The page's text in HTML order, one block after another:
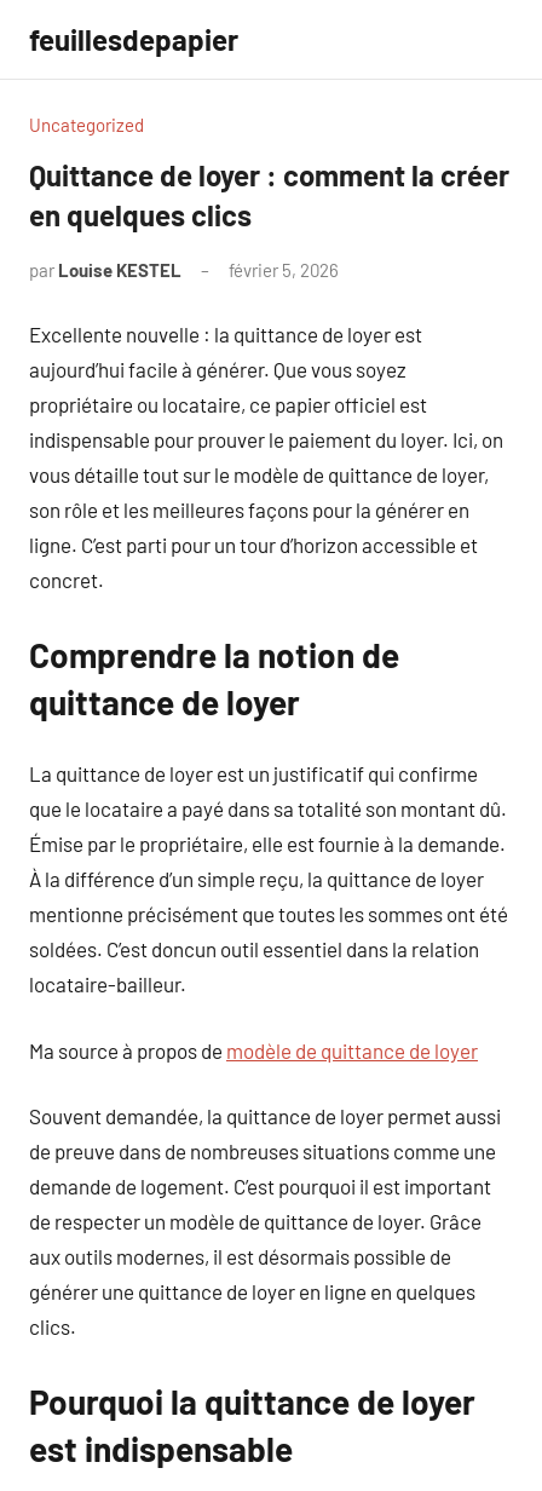
contenu
feuillesdepapier
Uncategorized
Quittance de loyer : comment la créer
en quelques clics
par Louise KESTEL février 5, 2026
Excellente nouvelle : la quittance de loyer est
aujourd’hui facile à générer. Que vous soyez
propriétaire ou locataire, ce papier officiel est
indispensable pour prouver le paiement du loyer. Ici, on
vous détaille tout sur le modèle de quittance de loyer,
son rôle et les meilleures façons pour la générer en
ligne. C’est parti pour un tour d’horizon accessible et
concret.
Comprendre la notion de
quittance de loyer
La quittance de loyer est un justificatif qui confirme
que le locataire a payé dans sa totalité son montant dû.
Émise par le propriétaire, elle est fournie à la demande.
À la différence d’un simple reçu, la quittance de loyer
mentionne précisément que toutes les sommes ont été
soldées. C’est doncun outil essentiel dans la relation
locataire-bailleur.
Ma source à propos de modèle de quittance de loyer
Souvent demandée, la quittance de loyer permet aussi
de preuve dans de nombreuses situations comme une
demande de logement. C’est pourquoi il est important
de respecter un modèle de quittance de loyer. Grâce
aux outils modernes, il est désormais possible de
générer une quittance de loyer en ligne en quelques
clics.
Pourquoi la quittance de loyer
est indispensable